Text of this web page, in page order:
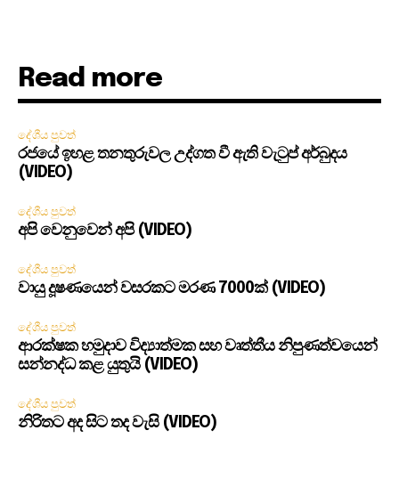
Read more
දේශීය පුවත්
රජයේ ඉහළ තනතුරුවල උද්ගත වී ඇති වැටුප් අර්බුදය
(VIDEO)
දේශීය පුවත්
අපි වෙනුවෙන් අපි (VIDEO)
දේශීය පුවත්
වායු දූෂණයෙන් වසරකට මරණ 7000ක් (VIDEO)
දේශීය පුවත්
ආරක්ෂක හමුදාව විද්‍යාත්මක සහ වෘත්තීය නිපුණත්වයෙන්
සන්නද්ධ කළ යුතුයි (VIDEO)
දේශීය පුවත්
නිරිතට අද සිට තද වැසි (VIDEO)